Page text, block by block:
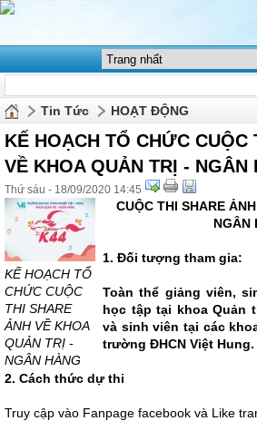
Tin Tức HOẠT ĐỘNG
KẾ HOẠCH TỔ CHỨC CUỘC
VỀ KHOA QUẢN TRỊ - NGÂN
Thứ sáu - 18/09/2020 14:45
KẾ HOẠCH TỔ
CHỨC CUỘC
THI SHARE
ẢNH VỀ KHOA
QUẢN TRỊ -
NGÂN HÀNG
CUỘC THI SHARE
NGÂN
1. Đối tượng tham gia:
Toàn thể giảng viên,
học tập tại khoa Quản
và sinh viên tại các
trường ĐHCN Việt Hung.
2. Cách thức dự thi
Truy cập vào Fanpage facebook và Like